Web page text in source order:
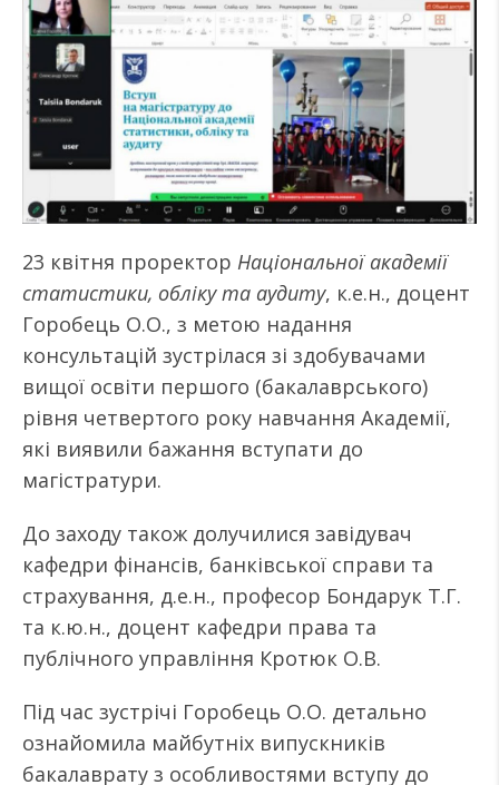
23 квітня проректор Національної академії
статистики, обліку та аудиту, к.е.н., доцент
Горобець О.О., з метою надання
консультацій зустрілася зі здобувачами
вищої освіти першого (бакалаврського)
рівня четвертого року навчання Академії,
які виявили бажання вступати до
магістратури.
До заходу також долучилися завідувач
кафедри фінансів, банківської справи та
страхування, д.е.н., професор Бондарук Т.Г.
та к.ю.н., доцент кафедри права та
публічного управління Кротюк О.В.
Під час зустрічі Горобець О.О. детально
ознайомила майбутніх випускників
бакалаврату з особливостями вступу до